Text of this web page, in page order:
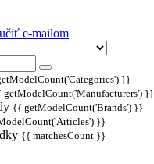
e-mailom
}}
getModelCount('Manufacturers') }}
{{ getModelCount('Brands') }}
}}
{{ matchesCount }}